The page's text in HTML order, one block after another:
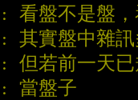
: 看盤不是盤，
: 其實盤中雜
: 但若前一天
: 當盤子